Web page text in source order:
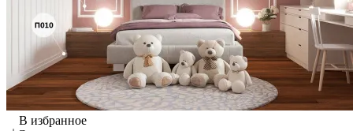
В избранное